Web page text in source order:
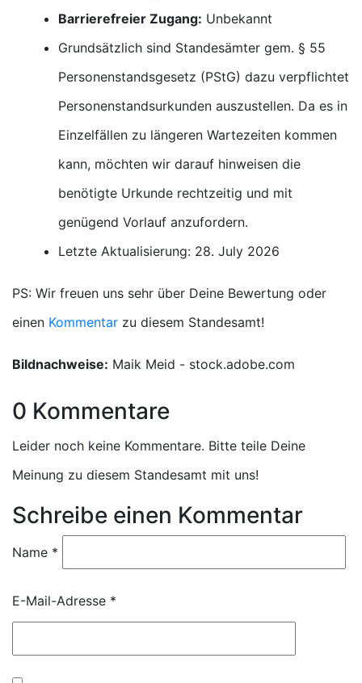
Barrierefreier Zugang: Unbekannt
Grundsätzlich sind Standesämter gem. § 55
Personenstandsgesetz (PStG) dazu verpflichtet
Personenstandsurkunden auszustellen. Da es in
Einzelfällen zu längeren Wartezeiten kommen
kann, möchten wir darauf hinweisen die
benötigte Urkunde rechtzeitig und mit
genügend Vorlauf anzufordern.
Letzte Aktualisierung: 28. July 2026
PS: Wir freuen uns sehr über Deine Bewertung oder
einen Kommentar zu diesem Standesamt!
Bildnachweise: Maik Meid - stock.adobe.com
0 Kommentare
Leider noch keine Kommentare. Bitte teile Deine
Meinung zu diesem Standesamt mit uns!
Schreibe einen Kommentar
Name *
E-Mail-Adresse *